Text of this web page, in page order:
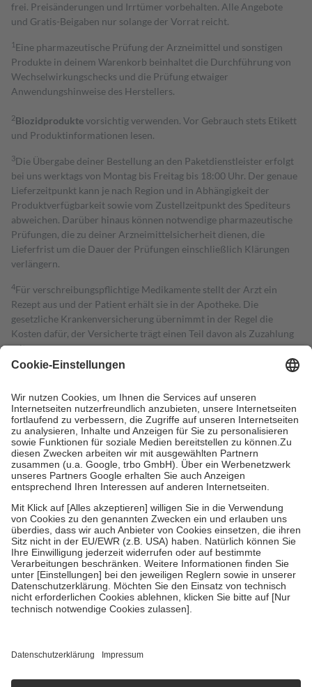
frei. Preisänderungen und Irrtümer vorbehalten. Alle Angebote
und Gratis-Beigaben nur solange der Vorrat reicht.
1 Eine pharmazeutische Prüfung der Arzneimittel und sonstigen
Produkte in deinem Warenkorb beinhaltet die Durchführung von
Wechselwirkungschecks und die Prüfung etwaiger
Anwendungshinweise des Herstellers.
2Biozidproduktevorsichtig verwenden. Vor Gebrauch stets Etikett
und Produktinformationen lesen.
3Die Übergabe deiner Bestellung an den Paketdienstleister erfolgt
bei uns werktags von Montag bis Freitag bis 18:00 Uhr. Der genaue
Lieferzeitpunkt kann je nach Region und in Abhängigkeit der
Produktverfügbarkeit sowie vom Zustellzeitpunkt des Spediteurs
abweichen. Darüber hinaus können notwendige pharmazeutische
Prüfungen, die zu deiner Arzneimittelsicherheit dienen, die
Lieferfrist um die Dauer der Prüfungen einschließlich Klärungen
verlängern.
4Für verschreibungspflichtige Medikamente stellt der Arzt ein
Rezept aus und der Patient erhält sie in der Apotheke. Die
gesetzliche Krankenversicherung übernimmt in der Regel die
Kosten dafür, der Versicherte trägt einen Teil davon als Zuzahlung
mit.
Grundsätzlich leisten Mitglieder Zuzahlungen in Höhe von zehn
höchstens zehn Euro.
Es sind jedoch nie mehr als die tatsächlichen
Kosten der Leistung zu entrichten.
Diese Regeln gelten grundsätzlich auch für Online-Apotheken.
Bei Heilmitteln und häuslicher Krankenpflege beträgt die
Zuzahlung zehn Prozent der Kosten sowie zehn Euro je
Verordnung.
Um das Engagement der Versicherten für ihre eigene Gesundheit zu
stärken und die besondere Stellung der Familie zu unterstützen,
fallenkeine Zuzahlungenan bei:
• Kindern und Jugendlichen bis zum vollendeten 18. Lebensjahr
mit Ausnahme der Fahrkosten
• Untersuchungen zur Vorsorge und Früherkennung, die von der
GKV getragen werden
• empfohlenen Schutzimpfungen
• Harn- und Blutteststreifen
getroffen, um sicherzustellen, dass es sich um echte Bewertungen
https://help.etrusted.com/hc/de/articles/4419944605341